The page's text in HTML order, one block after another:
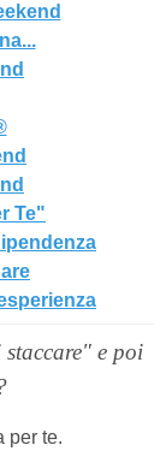
Te"
e poi
per te.